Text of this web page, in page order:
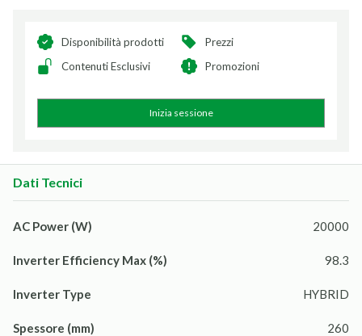
Disponibilità prodotti
Prezzi
Contenuti Esclusivi
Promozioni
Inizia sessione
Dati Tecnici
AC Power (W) 20000
Inverter Efficiency Max (%) 98.3
Inverter Type HYBRID
Spessore (mm) 260